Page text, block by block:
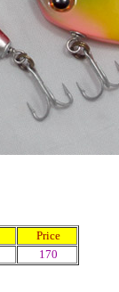
Price
170